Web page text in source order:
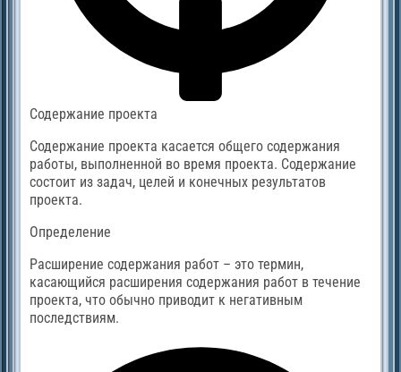
Содержание проекта
Содержание проекта касается общего содержания
работы, выполненной во время проекта. Содержание
состоит из задач, целей и конечных результатов
проекта.
Определение
Расширение содержания работ – это термин,
касающийся расширения содержания работ в течение
проекта, что обычно приводит к негативным
последствиям.